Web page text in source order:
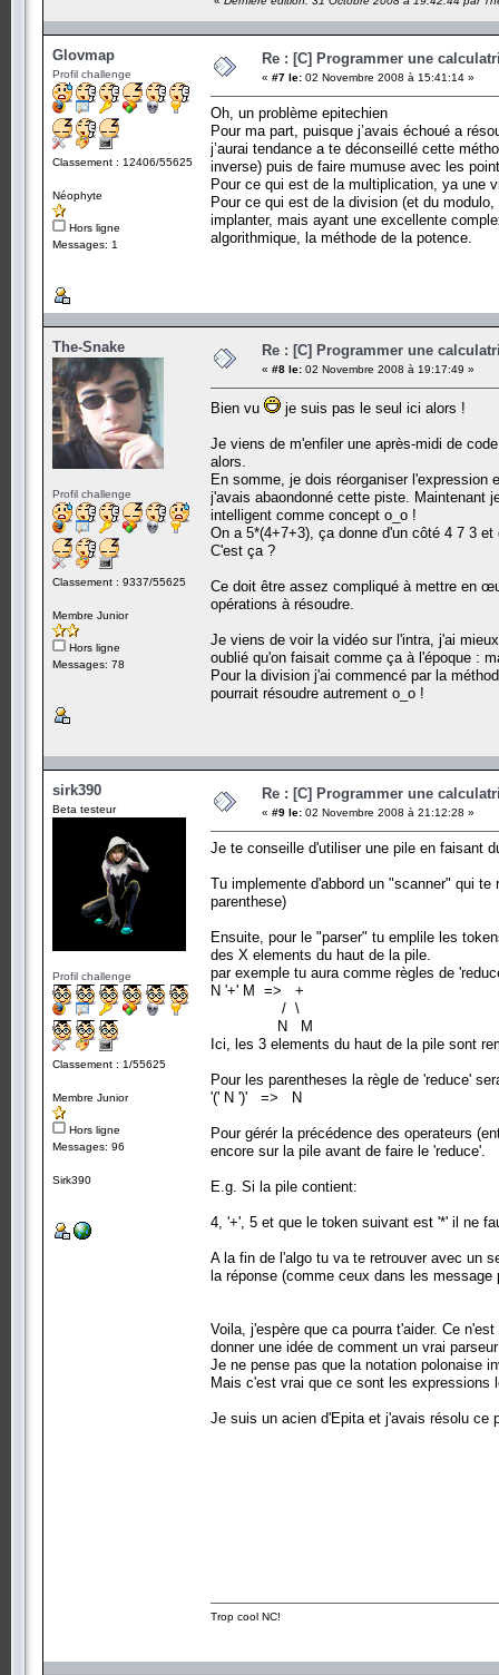
Glovmap
Profil challenge
Classement : 12406/55625
Néophyte
Hors ligne
Messages: 1
Re : [C] Programmer une
« #7 le: 02 Novembre 2008 à 15:41:14 »
Oh, un problème epitechien
Pour ma part, puisque j’avais échoué a
j’aurai tendance a te déconseillé cette
inverse) puis de faire mumuse avec les
Pour ce qui est de la multiplication, ya une
Pour ce qui est de la division (et du
implanter, mais ayant une excellente
algorithmique, la méthode de la potence.
The-Snake
Profil challenge
Classement : 9337/55625
Membre Junior
Hors ligne
Messages: 78
Re : [C] Programmer une
« #8 le: 02 Novembre 2008 à 19:17:49 »
Bien vu je suis pas le seul ici alors !
Je viens de m'enfiler une après-midi de
alors.
En somme, je dois réorganiser
j'avais abaondonné cette piste. Maintenant
intelligent comme concept o_o !
On a 5*(4+7+3), ça donne d'un côté 4 7 3
C'est ça ?
Ce doit être assez compliqué à mettre en
opérations à résoudre.
Je viens de voir la vidéo sur l'intra, j'ai
oublié qu'on faisait comme ça à l'époque :
Pour la division j'ai commencé par la
pourrait résoudre autrement o_o !
sirk390
Beta testeur
Profil challenge
Classement : 1/55625
Membre Junior
Hors ligne
Messages: 96
Sirk390
Re : [C] Programmer une
« #9 le: 02 Novembre 2008 à 21:12:28 »
Je te conseille d'utiliser une pile en faisant
Tu implemente d'abbord un "scanner" qui
parenthese)
Ensuite, pour le "parser" tu emplile les
des X elements du haut de la pile.
par exemple tu aura comme règles de
N '+' M => +
/ \
N M
Ici, les 3 elements du haut de la pile sont
Pour les parentheses la règle de 'reduce'
'(' N ')' => N
Pour gérér la précédence des operateurs
encore sur la pile avant de faire le 'reduce'.
E.g. Si la pile contient:
4, '+', 5 et que le token suivant est '*' il ne
A la fin de l'algo tu va te retrouver avec un
la réponse (comme ceux dans les message
Voila, j'espère que ca pourra t'aider. Ce
donner une idée de comment un vrai
Je ne pense pas que la notation polonaise
Mais c'est vrai que ce sont les expressions
Je suis un acien d'Epita et j'avais résolu ce
Trop cool NC!